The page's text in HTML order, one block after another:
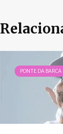
PONTE DA BARCA